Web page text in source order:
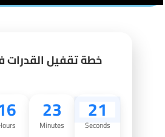
خطة تقفيل القدرات
23
Minutes
20
Seconds